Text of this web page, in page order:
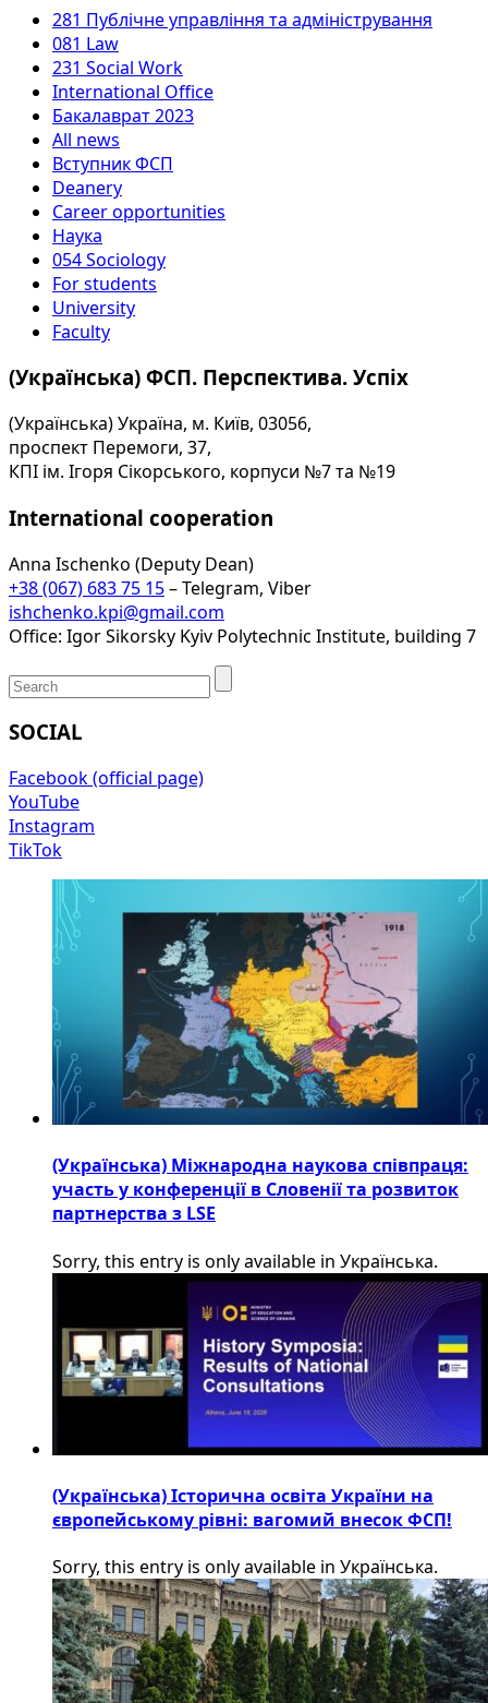
281 Публічне управління та адміністрування
081 Law
231 Social Work
International Office
Бакалаврат 2023
All news
Вступник ФСП
Deanery
Career opportunities
Наука
054 Sociology
For students
University
Faculty
(Українська) ФСП. Перспектива. Успіх
(Українська) Україна, м. Київ, 03056,
проспект Перемоги, 37,
КПІ ім. Ігоря Сікорського, корпуси №7 та №19
International cooperation
Anna Ischenko (Deputy Dean)
+38 (067) 683 75 15– Telegram, Viber
ishchenko.kpi@gmail.com
Office: Igor Sikorsky Kyiv Polytechnic Institute, building 7
SOCIAL
Facebook (official page)
YouTube
Instagram
TikTok
(Українська) Міжнародна наукова співпраця:
участь у конференції в Словенії та розвиток
партнерства з LSE
Sorry, this entry is only available in Українська.
(Українська) Історична освіта України на
європейському рівні: вагомий внесок ФСП!
Sorry, this entry is only available in Українська.